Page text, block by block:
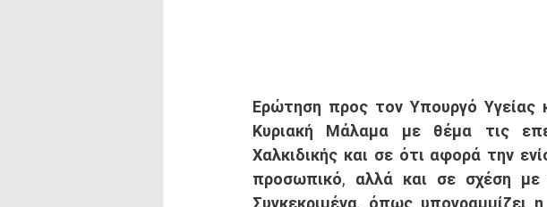
Ερώτηση προς τον Υπουργό Υγείας
Κυριακή Μάλαμα με θέμα τις
Χαλκιδικής και σε ότι αφορά την
προσωπικό, αλλά και σε σχέση με
Συγκεκριμένα, όπως